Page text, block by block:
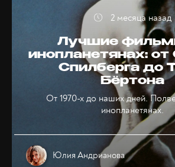
Лучшие
инопланетянах: от
Спилберга до
Бёртона
От 1970-х до наших дней.
инопланетянах.
Юлия Андрианова
2 месяца назад